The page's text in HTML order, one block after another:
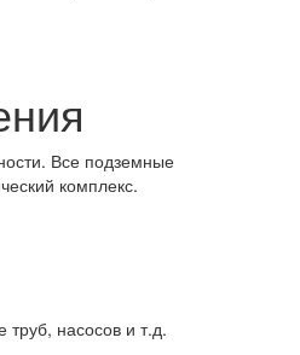
Все подземные
комплекс.
насосов и т.д.